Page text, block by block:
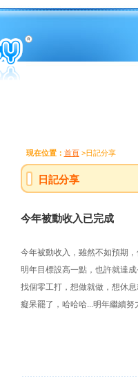
現在位置： 首頁>日記分享
日記分享
今年被動收入已完成
今年被動收入，雖然不如預期
明年目標設高一點，也許就達
找個零工打，想做就做，想休
癡呆罷了，哈哈哈...明年繼續努